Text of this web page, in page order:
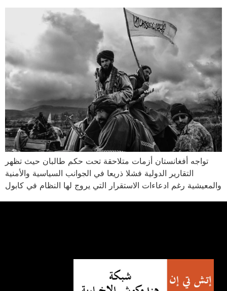
تواجه أفغانستان أزمات متلاحقة تحت حكم طالبان حيث تظهر
التقارير الدولية فشلا ذريعا في الجوانب السياسية والأمنية
والمعيشية رغم ادعاءات الاستقرار التي يروج لها النظام في كابول